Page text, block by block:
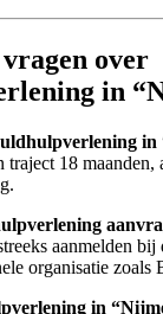
vragen over
in
in
traject 18
aanmelden bij
organisatie zoals
in